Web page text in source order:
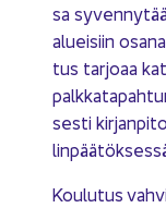
sa
alueisiin
tus tar­jo­aa
ses­ti
Kou­lu­tus